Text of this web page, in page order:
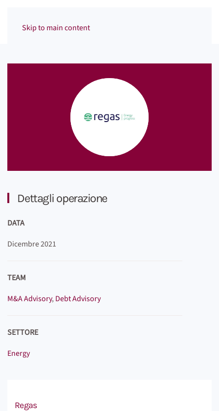
Skip to main content
Dettagli operazione
DATA
Dicembre 2021
TEAM
M&A Advisory,Debt Advisory
SETTORE
Energy
Regas